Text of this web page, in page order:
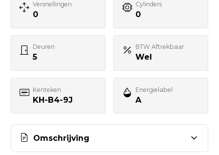
Versnellingen
0
Cylinders
0
Deuren
5
BTW Aftrekbaar
Wel
Kenteken
KH-B4-9J
Energielabel
A
Omschrijving